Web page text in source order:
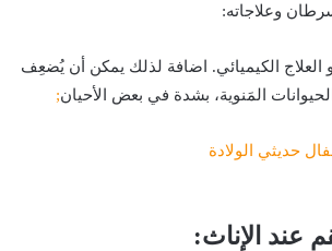
وعلاجاته:
العلاج الكيميائي. اضافة لذلك يمكن أن يُضعِف
المَنوية، بشدة في بعض الأحيان;
حديثي الولادة
عند الإناث: